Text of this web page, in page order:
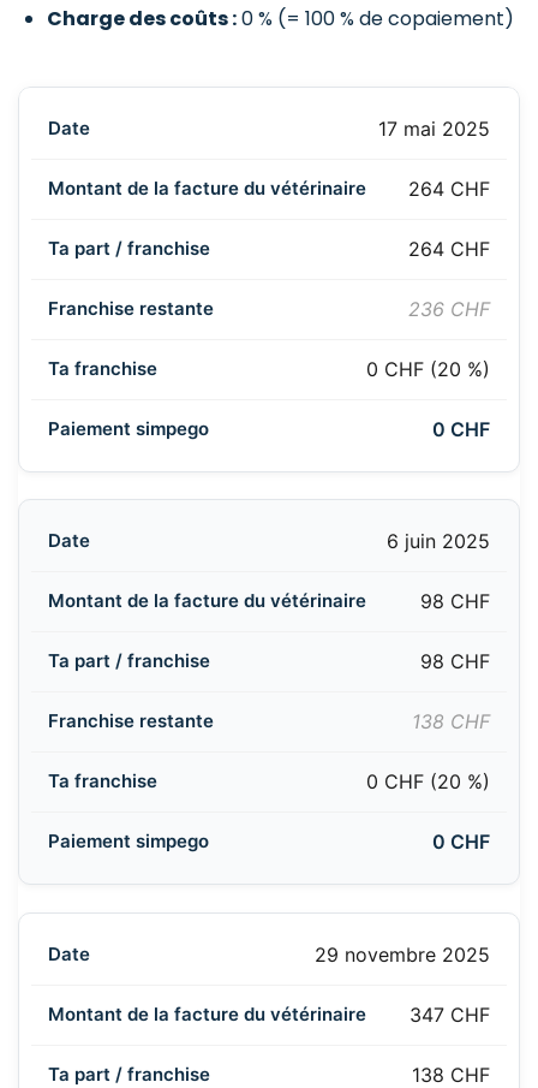
Charge des coûts :0 % (= 100 % de copaiement)
17 mai 2025
264 CHF
264 CHF
236 CHF
0 CHF (20 %)
0 CHF
6 juin 2025
98 CHF
98 CHF
138 CHF
0 CHF (20 %)
0 CHF
29 novembre 2025
347 CHF
138 CHF